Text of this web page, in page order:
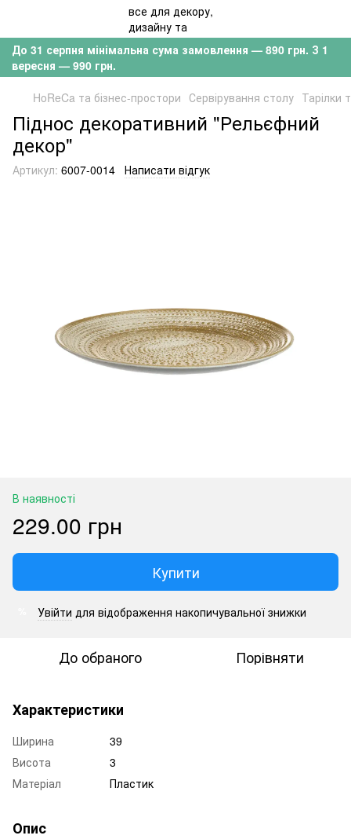
До 31 серпня мінімальна сума замовлення — 890 грн. З 1
вересня — 990 грн.
HoReCa та бізнес-простори Сервірування столу Тарілки
Піднос декоративний "Рельєфний
декор"
Артикул: 6007-0014 Написати відгук
В наявності
229.00 грн
Купити
Увійти для відображення накопичувальної знижки
До обраного Порівняти
Характеристики
Ширина
39
Висота
3
Матеріал
Пластик
Опис